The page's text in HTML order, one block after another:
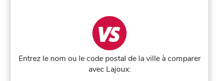
Entrez le nom ou le code postal de la ville à comparer
avec Lajoux: